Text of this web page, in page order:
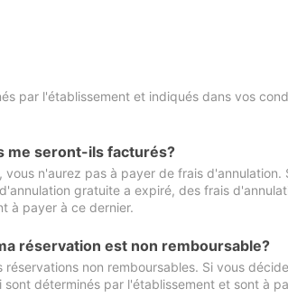
par l'établissement et indiqués dans vos
me seront-ils facturés?
n'aurez pas à payer de frais d'annulation.
gratuite a expiré, des frais
à payer à ce dernier.
réservation est non remboursable?
non remboursables. Si vous
déterminés par l'établissement et sont à